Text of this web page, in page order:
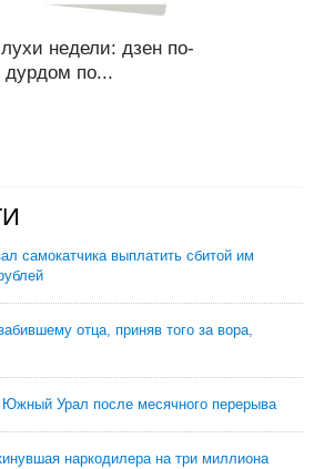
недели: дзен по-
дурдом по...
самокатчика выплатить сбитой им
отца, приняв того за вора,
Урал после месячного перерыва
наркодилера на три миллиона